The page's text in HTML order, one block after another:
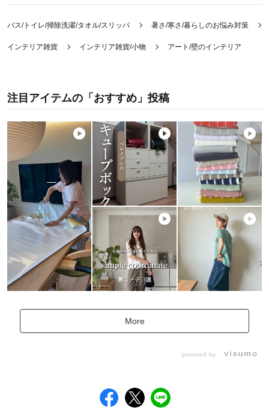
バス/トイレ/掃除洗濯/タオル/スリッパ 暑さ/寒さ/暮らしのお悩み対策
インテリア雑貨 インテリア雑貨/小物 アート/壁のインテリア
注目アイテムの「おすすめ」投稿
More
powered by